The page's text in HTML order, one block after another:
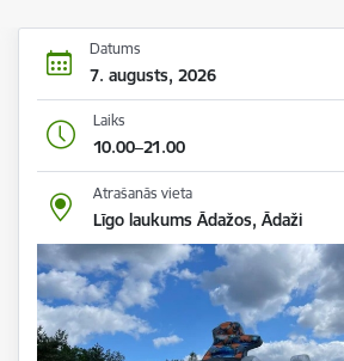
Datums
7. augusts, 2026
Laiks
10.00–21.00
Atrašanās vieta
Līgo laukums Ādažos, Ādaži